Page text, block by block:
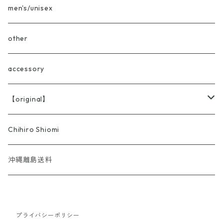
shop coat
work jacket/coverall
men's/unisex
other
accessory
【original】
BRICOLA
Chihiro Shiomi
沖縄離島送料
プライバシーポリシー